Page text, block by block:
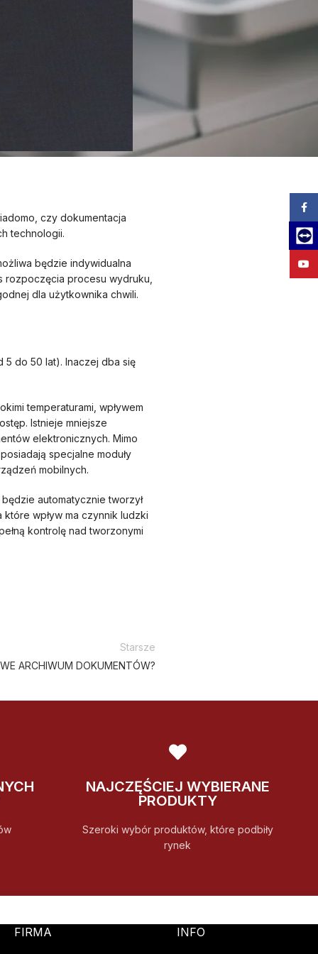
czy dokumentacja
technologii.
będzie indywidualna
procesu wydruku,
dla użytkownika chwili.
5 do 50 lat). Inaczej dba się
temperaturami, wpływem
Istnieje mniejsze
elektronicznych. Mimo
specjalne moduły
mobilnych.
automatycznie tworzył
wpływ ma czynnik ludzki
kontrolę nad tworzonymi
Starsze
ARCHIWUM DOKUMENTÓW?
NAJCZĘŚCIEJ WYBIERANE
PRODUKTY
Szeroki wybór produktów, które podbiły
rynek
FIRMA INFO